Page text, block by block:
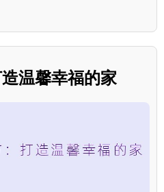
温馨幸福的家